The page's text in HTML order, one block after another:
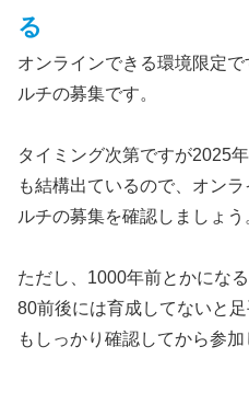
る
オンラインできる環境限定
ルチの募集です。
タイミング次第ですが2025
も結構出ているので、オン
ルチの募集を確認しましょう
ただし、1000年前とかにな
80前後には育成してないと
もしっかり確認してから参加